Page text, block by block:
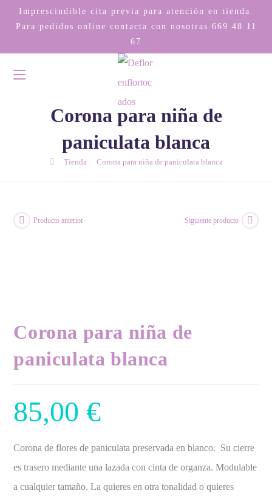
Imprescindible cita previa para atención en tienda.
Para pedidos online contacta con nosotras 669 48 11
67
Corona para niña de
paniculata blanca
Tienda Corona para niña de paniculata blanca
Producto anterior Siguiente producto
Corona para niña de
paniculata blanca
85,00€
Corona de flores de paniculata preservada en blanco. Su cierre
es trasero mediante una lazada con cinta de organza. Modulable
a cualquier tamaño. La quieres en otra tonalidad o quieres